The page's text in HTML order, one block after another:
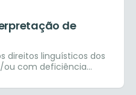
de
direitos linguísticos dos
ou com deficiência